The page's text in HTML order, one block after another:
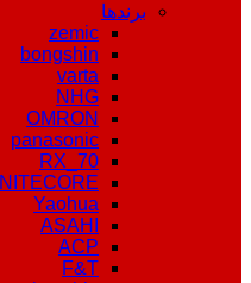
برندها
zemic
bongshin
varta
NHG
OMRON
panasonic
RX_70
NITECORE
Yaohua
ASAHI
ACP
F&T